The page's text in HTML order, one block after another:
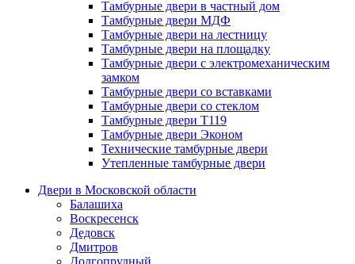
Тамбурные двери в частный дом
Тамбурные двери МДФ
Тамбурные двери на лестницу
Тамбурные двери на площадку
Тамбурные двери с электромеханическим
замком
Тамбурные двери со вставками
Тамбурные двери со стеклом
Тамбурные двери Т119
Тамбурные двери Эконом
Технические тамбурные двери
Утепленные тамбурные двери
Двери в Московской области
Балашиха
Воскресенск
Дедовск
Дмитров
Долгопрудный